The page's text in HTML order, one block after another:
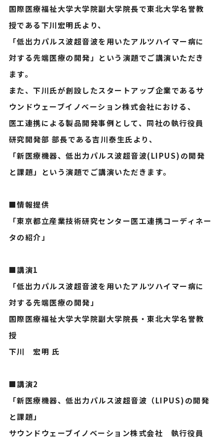
国際医療福祉大学大学院副大学院長で東北大学名誉教
授である下川宏明氏より、
「低出力パルス波超音波を用いたアルツハイマー病に
対する先端医療の開発」という演題でご講演いただき
ます。
また、下川氏が創設したスタートアップ企業であるサ
ウンドウェーブイノベーション株式会社における、
医工連携による製品開発事例として、同社の執行役員
研究開発部 部長である吉川泰生氏より、
「新医療機器、低出力パルス波超音波(LIPUS)の開発
と課題」という演題でご講演いただきます。
■情報提供
「東京都立産業技術研究センター医工連携コーディネー
タの紹介」
■講演1
「低出力パルス波超音波を用いたアルツハイマー病に
対する先端医療の開発」
国際医療福祉大学大学院副大学院長・東北大学名誉教
授
下川 宏明 氏
■講演2
「新医療機器、低出力パルス波超音波（LIPUS)の開発
と課題」
サウンドウェーブイノベーション株式会社 執行役員